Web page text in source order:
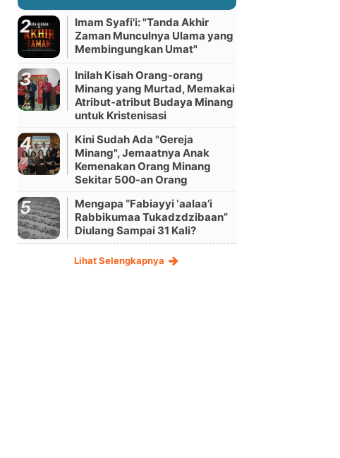
Imam Syafi'i: "Tanda Akhir
Zaman Munculnya Ulama yang
Membingungkan Umat"
Inilah Kisah Orang-orang
Minang yang Murtad, Memakai
Atribut-atribut Budaya Minang
untuk Kristenisasi
Kini Sudah Ada "Gereja
Minang", Jemaatnya Anak
Kemenakan Orang Minang
Sekitar 500-an Orang
Mengapa “Fabiayyi ‘aalaa’i
Rabbikumaa Tukadzdzibaan”
Diulang Sampai 31 Kali?
Lihat Selengkapnya